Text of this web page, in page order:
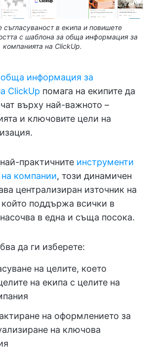
съгласуваност в екипа и повишете
с шаблона за обща информация за
компанията на ClickUp.
информация за
ClickUp помага на екипите да
върху най-важното –
и ключовите цели на
практичните инструменти
на компании, този динамичен
централизиран източник на
поддържа всички в
в една и съща посока.
да ги изберете:
на целите, което
на екипа с целите на
на оформлението за
на ключова